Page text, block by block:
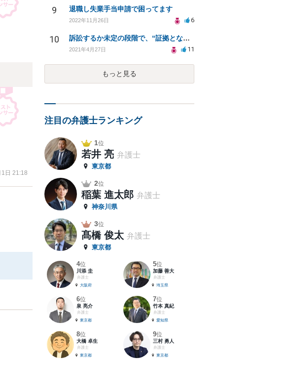
日 21:18
9 退職し失業手当申請で困ってます
2022年11月26日 6
10 訴訟するか未定の段階で、“証拠となり得る物の保管”を会社に応じてもらえる方法は在りますか?
2021年4月27日 11
もっと見る
注目の弁護士ランキング
1位
若井 亮 弁護士
東京都
2位
稲葉 進太郎 弁護士
神奈川県
3位
髙橋 俊太 弁護士
東京都
4位
川添 圭
弁護士
大阪府
5位
加藤 善大
弁護士
埼玉県
6位
泉 亮介
弁護士
東京都
7位
竹本 真紀
弁護士
愛知県
8位
大橋 卓生
弁護士
東京都
9位
三村 勇人
弁護士
東京都